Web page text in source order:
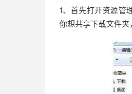
1、首先打开资源管
你想共享下载文件夹